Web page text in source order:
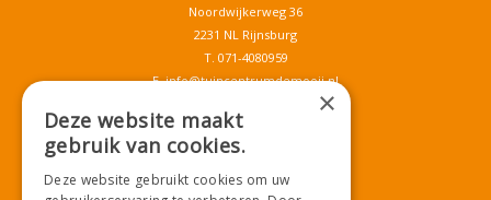
Noordwijkerweg 36
2231 NL Rijnsburg
T. 071-4080959
E.info@tuincentrumdemooij.nl
Download onze App!
×
Deze website maakt
gebruik van cookies.
Deze website gebruikt cookies om uw